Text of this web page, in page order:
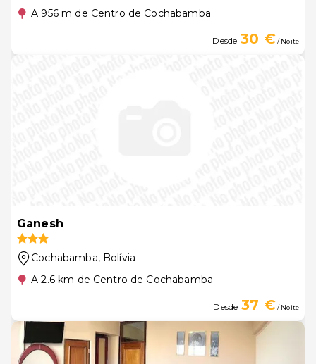
A 956 m de Centro de Cochabamba
Desde 30 €/ Noite
Ganesh
Cochabamba, Bolívia
A 2.6 km de Centro de Cochabamba
Desde 37 €/ Noite